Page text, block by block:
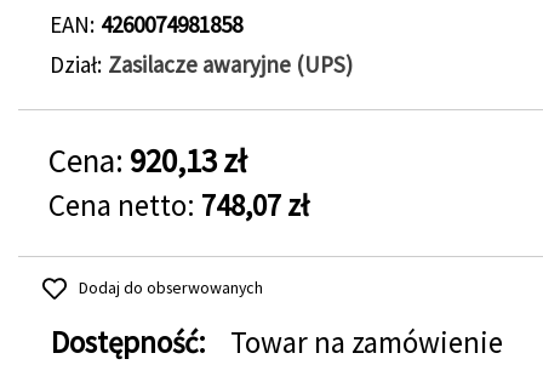
EAN 4260074981858
Dział Zasilacze awaryjne (UPS)
Cena: 920,13 zł
Cena netto: 748,07 zł
Dodaj do obserwowanych
Dostępność:
Towar na zamówienie